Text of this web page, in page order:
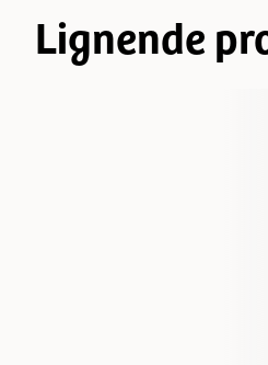
Lignende